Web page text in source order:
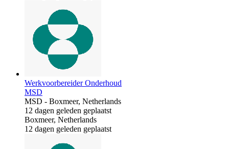
Werkvoorbereider Onderhoud
MSD
MSD - Boxmeer, Netherlands
12 dagen geleden geplaatst
Boxmeer, Netherlands
12 dagen geleden geplaatst